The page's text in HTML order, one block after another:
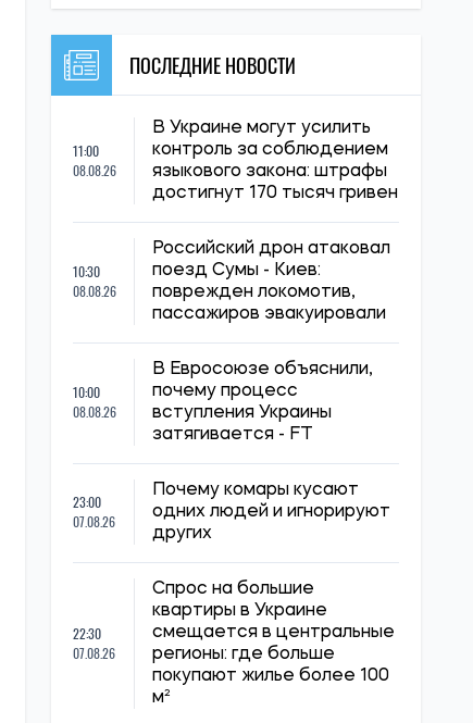
ПОСЛЕДНИЕ НОВОСТИ
11:00
08.08.26
В Украине могут усилить
контроль за соблюдением
языкового закона: штрафы
достигнут 170 тысяч гривен
10:30
08.08.26
Российский дрон атаковал
поезд Сумы - Киев:
поврежден локомотив,
пассажиров эвакуировали
10:00
08.08.26
В Евросоюзе объяснили,
почему процесс
вступления Украины
затягивается - FT
23:00
07.08.26
Почему комары кусают
одних людей и игнорируют
других
22:30
07.08.26
Спрос на большие
квартиры в Украине
смещается в центральные
регионы: где больше
покупают жилье более 100
м²